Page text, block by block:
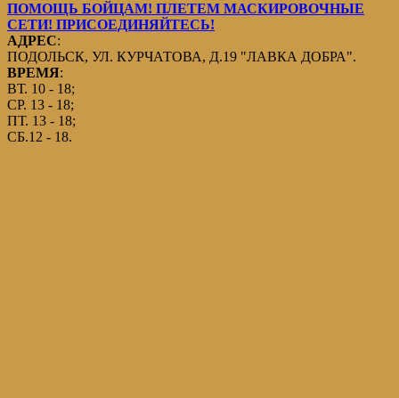
ПОМОЩЬ БОЙЦАМ! ПЛЕТЕМ МАСКИРОВОЧНЫЕ
СЕТИ! ПРИСОЕДИНЯЙТЕСЬ!
АДРЕС:
ПОДОЛЬСК, УЛ. КУРЧАТОВА, Д.19 "ЛАВКА ДОБРА".
ВРЕМЯ:
ВТ. 10 - 18;
СР. 13 - 18;
ПТ. 13 - 18;
СБ.12 - 18.